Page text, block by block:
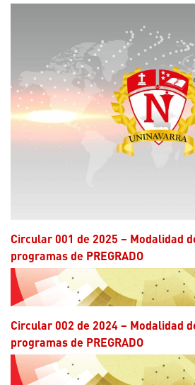
Circular 001 de 2025 – Modalidad de Grado de los
programas de PREGRADO
Circular 002 de 2024 – Modalidad de Grado de los
programas de PREGRADO